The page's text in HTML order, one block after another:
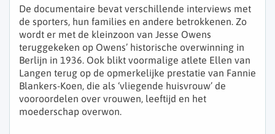
De documentaire bevat verschillende interviews met
de sporters, hun families en andere betrokkenen. Zo
wordt er met de kleinzoon van Jesse Owens
teruggekeken op Owens’ historische overwinning in
Berlijn in 1936. Ook blikt voormalige atlete Ellen van
Langen terug op de opmerkelijke prestatie van Fannie
Blankers-Koen, die als ‘vliegende huisvrouw’ de
vooroordelen over vrouwen, leeftijd en het
moederschap overwon.